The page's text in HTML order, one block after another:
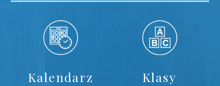
Kalendarz Klasy